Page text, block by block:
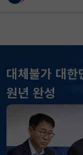
대체불가 대
원년 완성
KOSPI
KOSDAQ
국고채(3년)
달러-원